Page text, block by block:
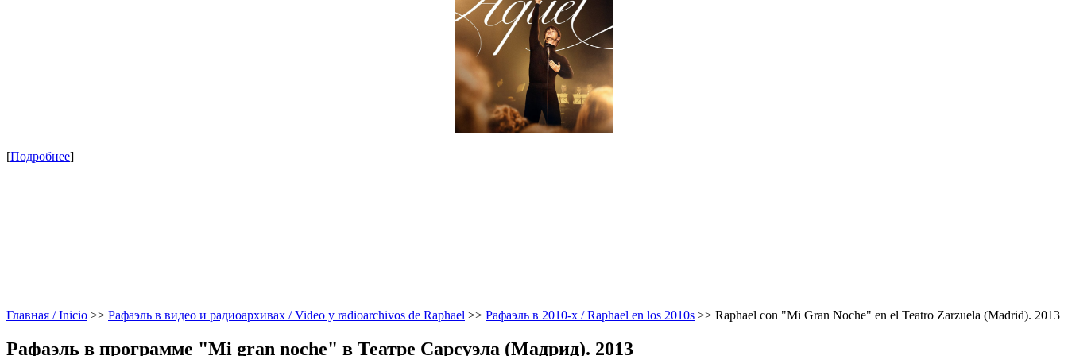
[Подробнее]
Главная / Inicio >> Рафаэль в видео и радиоархивах / Video y radioarchivos de Raphael >> Рафаэль в 2010-х / Raphael en los 2010s >> Raphael con "Mi Gran Noche" en el Teatro Zarzuela (Madrid). 2013
Рафаэль в программе "Mi gran noche" в Театре Сарсуэла (Мадрид). 2013